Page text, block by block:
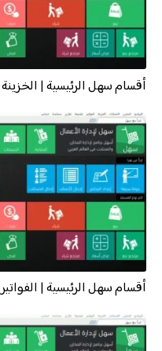
أقسام سهل الرئيسية | الخزينة
أقسام سهل الرئيسية | الفواتير